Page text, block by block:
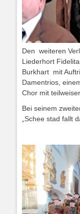
Den weiteren
Liederhort
Burkhart mit
Damentrios,
Chor mit
Bei seinem
„Schee stad fallt